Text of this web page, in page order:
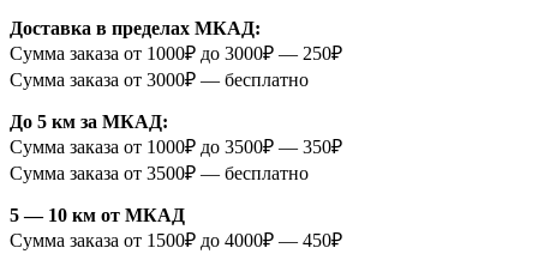
Доставка в пределах МКАД:
Сумма заказа от 1000₽ до 3000₽ — 250₽
Сумма заказа от 3000₽ — бесплатно
До 5 км за МКАД:
Сумма заказа от 1000₽ до 3500₽ — 350₽
Сумма заказа от 3500₽ — бесплатно
5 — 10 км от МКАД
Сумма заказа от 1500₽ до 4000₽ — 450₽